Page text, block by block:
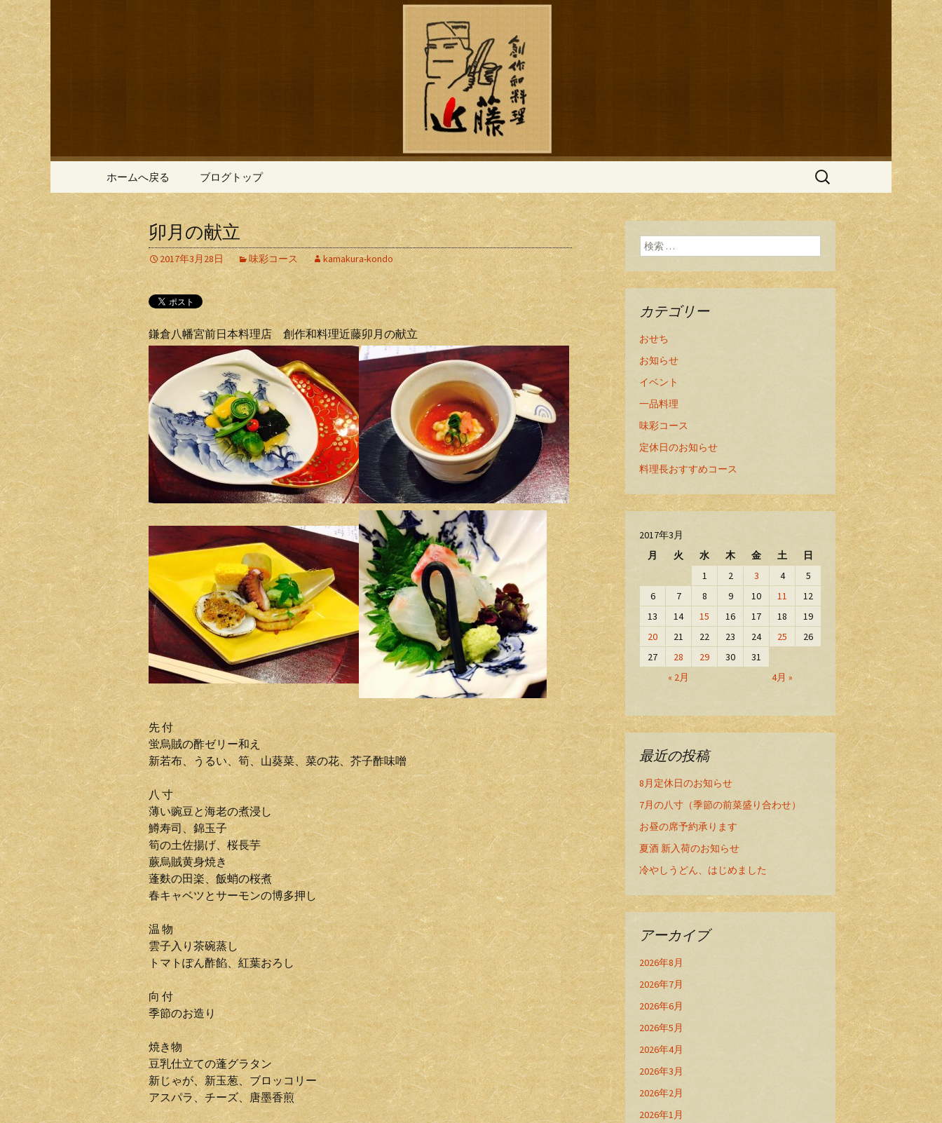
鎌倉の創作和食「近藤」のブログ
コンテンツへ移動
ホームへ戻る ブログトップ
検
卯月の献立
2017年3月28日 味彩コース kamakura-kondo
鎌倉八幡宮前日本料理店 創作和料理近藤卯月の献立
先 付
蛍烏賊の酢ゼリー和え
新若布、うるい、筍、山葵菜、菜の花、芥子酢味噌
八 寸
薄い豌豆と海老の煮浸し
鱒寿司、錦玉子
筍の土佐揚げ、桜長芋
蕨烏賊黄身焼き
蓬麩の田楽、飯蛸の桜煮
春キャベツとサーモンの博多押し
温 物
雲子入り茶碗蒸し
トマトぽん酢餡、紅葉おろし
向 付
季節のお造り
焼き物
豆乳仕立ての蓬グラタン
新じゃが、新玉葱、ブロッコリー
アスパラ、チーズ、唐墨香煎
検索:
カテゴリー
おせち
お知らせ
イベント
一品料理
味彩コース
定休日のお知らせ
料理長おすすめコース
2017年3月
月
火 水 木 金 土 日
« 2月 4月 »
1 2 3 4
5
6
7 8 9 10 11
12
13
14 15 16 17 18
19
20
21 22 23 24 25
26
27
28 29 30 31
最近の投稿
8月定休日のお知らせ
7月の八寸（季節の前菜盛り合わせ）
お昼の席予約承ります
夏酒 新入荷のお知らせ
冷やしうどん、はじめました
アーカイブ
2026年8月
2026年7月
2026年6月
2026年5月
2026年4月
2026年3月
2026年2月
2026年1月